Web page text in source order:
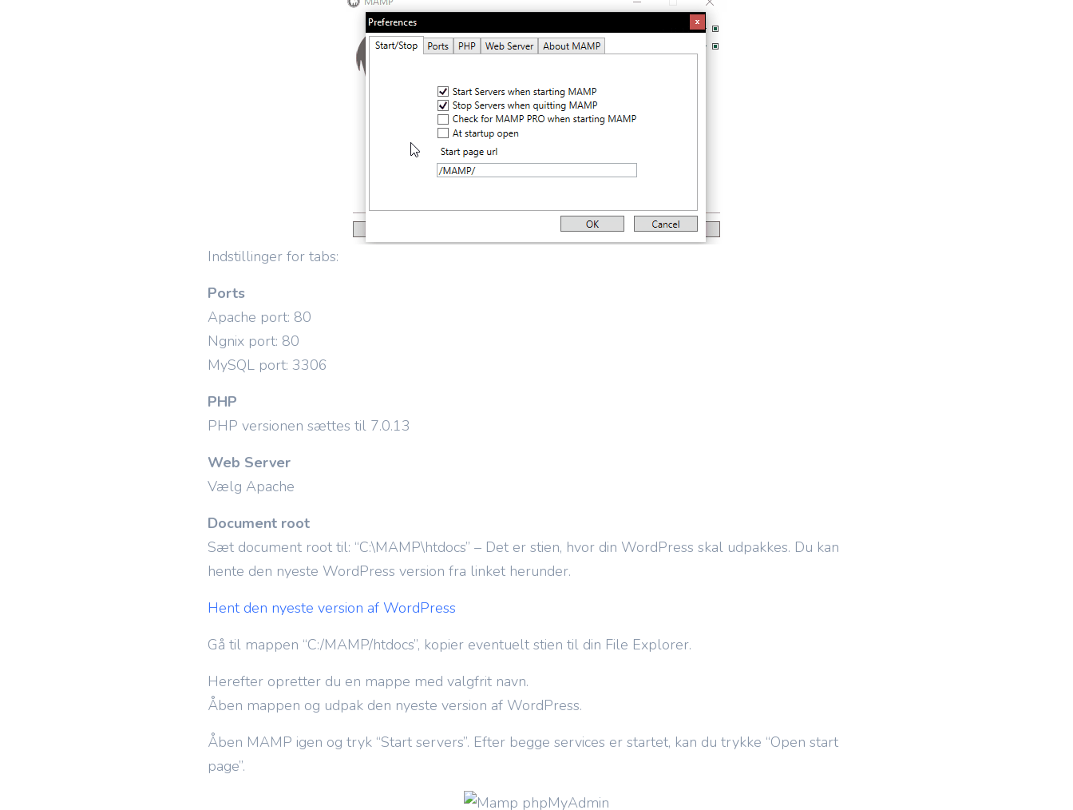
Indstillinger for tabs:
Ports
Apache port: 80
Ngnix port: 80
MySQL port: 3306
PHP
PHP versionen sættes til 7.0.13
Web Server
Vælg Apache
Document root
Sæt document root til: “C:\MAMP\htdocs” – Det er stien, hvor din WordPress skal udpakkes. Du kan
hente den nyeste WordPress version fra linket herunder.
Hent den nyeste version af WordPress
Gå til mappen “C:/MAMP/htdocs”, kopier eventuelt stien til din File Explorer.
Herefter opretter du en mappe med valgfrit navn.
Åben mappen og udpak den nyeste version af WordPress.
Åben MAMP igen og tryk “Start servers”. Efter begge services er startet, kan du trykke “Open start
page”.